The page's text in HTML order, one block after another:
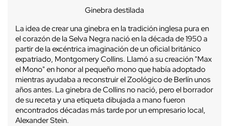
Ginebra destilada
La idea de crear una ginebra en la tradición inglesa pura en
el corazón de la Selva Negra nació en la década de 1950 a
partir de la excéntrica imaginación de un oficial británico
expatriado, Montgomery Collins. Llamó a su creación "Max
el Mono" en honor al pequeño mono que había adoptado
mientras ayudaba a reconstruir el Zoológico de Berlín unos
años antes. La ginebra de Collins no nació, pero el borrador
de su receta y una etiqueta dibujada a mano fueron
encontrados décadas más tarde por un empresario local,
Alexander Stein.